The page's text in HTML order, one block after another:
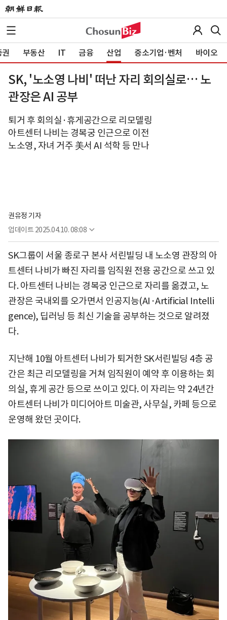
부동산 IT 금융 산업 중소기업·벤처 바이오
SK, '노소영 나비' 떠난 자리 회의실로… 노
관장은 AI 공부
퇴거 후 회의실·휴게공간으로 리모델링
아트센터 나비는 경복궁 인근으로 이전
노소영, 자녀 거주 美서 AI 석학 등 만나
권유정 기자
업데이트 2025.04.10. 08:08
SK그룹이 서울 종로구 본사 서린빌딩 내 노소영 관장의 아
트센터 나비가 빠진 자리를 임직원 전용 공간으로 쓰고 있
다. 아트센터 나비는 경복궁 인근으로 자리를 옮겼고, 노
관장은 국내외를 오가면서 인공지능(AI·Artificial Intelli
gence), 딥러닝 등 최신 기술을 공부하는 것으로 알려졌
다.
지난해 10월 아트센터 나비가 퇴거한 SK서린빌딩 4층 공
간은 최근 리모델링을 거쳐 임직원이 예약 후 이용하는 회
의실, 휴게 공간 등으로 쓰이고 있다. 이 자리는 약 24년간
아트센터 나비가 미디어아트 미술관, 사무실, 카페 등으로
운영해 왔던 곳이다.